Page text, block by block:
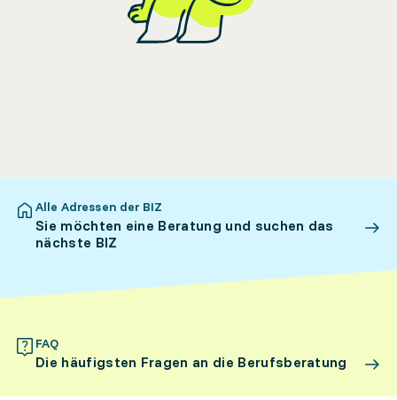
Alle Adressen der BIZ
Sie möchten eine Beratung und suchen das
nächste BIZ
FAQ
Die häufigsten Fragen an die Berufsberatung